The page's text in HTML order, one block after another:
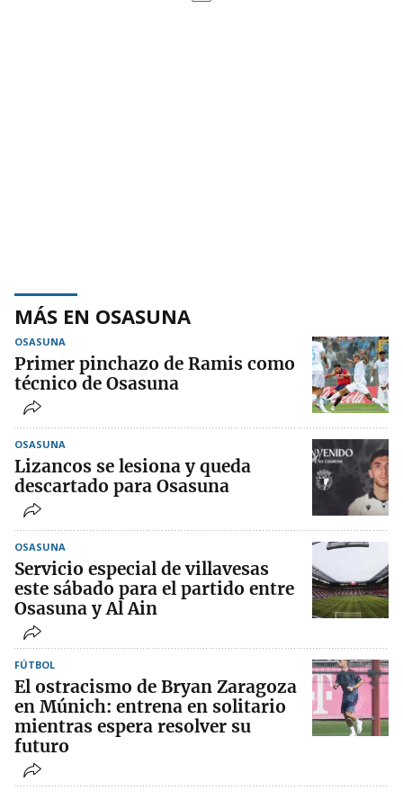
MÁS EN OSASUNA
OSASUNA
Primer pinchazo de Ramis como
técnico de Osasuna
OSASUNA
Lizancos se lesiona y queda
descartado para Osasuna
OSASUNA
Servicio especial de villavesas
este sábado para el partido entre
Osasuna y Al Ain
FÚTBOL
El ostracismo de Bryan Zaragoza
en Múnich: entrena en solitario
mientras espera resolver su
futuro